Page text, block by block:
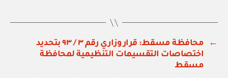
←
محافظة مسقط: قرار وزاري رقم ٣ / ٩٣ بتحديد
اختصاصات التقسيمات التنظيمية لمحافظة
مسقط